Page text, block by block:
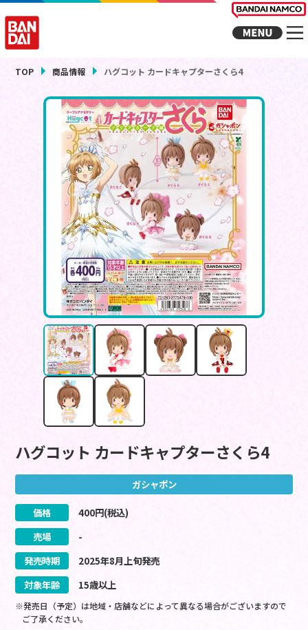
TOP 商品情報 ハグコット カードキャプターさくら4
ハグコット カードキャプターさくら4
ガシャポン
価格 400円(税込)
売場
-
発売時期
2025年8月 上旬発売
対象年齢
15歳以上
※発売日（予定）は地域・店舗などによって異なる場合がございますので
ご了承ください。